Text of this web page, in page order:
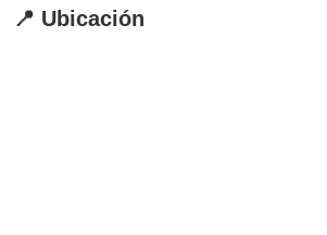
El precio incluye
📍 Ubicación